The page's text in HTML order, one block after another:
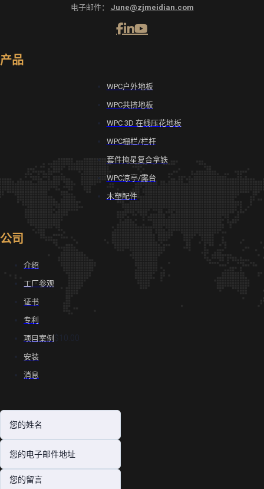
电子邮件： June@zjmeidian.com
产品
WPC户外地板
WPC共挤地板
WPC 3D 在线压花地板
WPC栅栏/栏杆
套件掩星复合拿铁
WPC凉亭/露台
木塑配件
公司
介绍
工厂参观
证书
专利
项目案例 $10.00
安装
消息